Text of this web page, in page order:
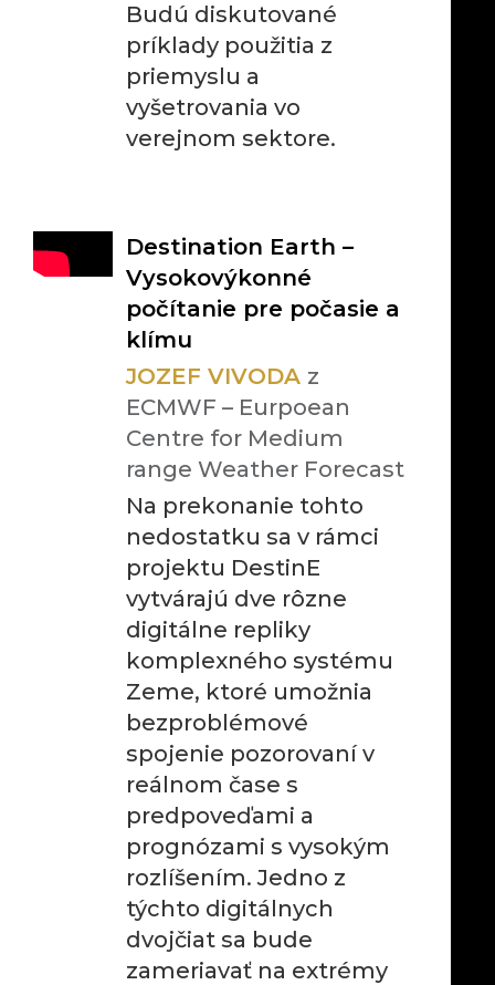
Budú diskutované
príklady použitia z
priemyslu a
vyšetrovania vo
verejnom sektore.
Destination Earth –
Vysokovýkonné
počítanie pre počasie a
klímu
JOZEF VIVODA z
ECMWF – Eurpoean
Centre for Medium
range Weather Forecast
Na prekonanie tohto
nedostatku sa v rámci
projektu DestinE
vytvárajú dve rôzne
digitálne repliky
komplexného systému
Zeme, ktoré umožnia
bezproblémové
spojenie pozorovaní v
reálnom čase s
predpoveďami a
prognózami s vysokým
rozlíšením. Jedno z
týchto digitálnych
dvojčiat sa bude
zameriavať na extrémy